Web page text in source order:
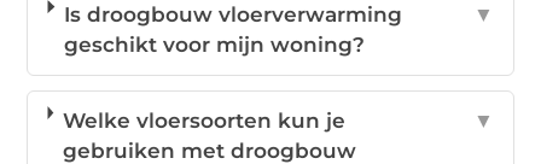
Is droogbouw vloerverwarming
geschikt voor mijn woning?
▼
Welke vloersoorten kun je
gebruiken met droogbouw
▼